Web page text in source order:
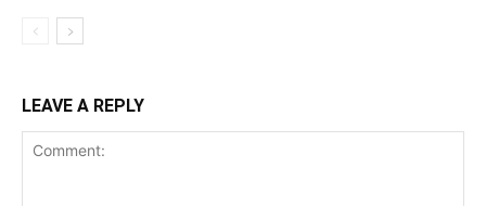
LEAVE A REPLY